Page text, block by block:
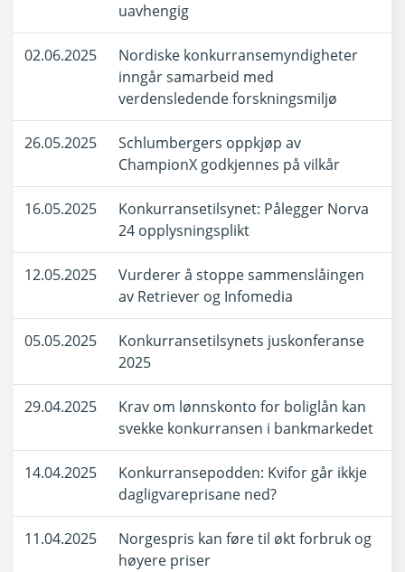
uavhengig
02.06.2025
Nordiske konkurransemyndigheter
inngår samarbeid med
verdensledende forskningsmiljø
26.05.2025
Schlumbergers oppkjøp av
ChampionX godkjennes på vilkår
16.05.2025
Konkurransetilsynet: Pålegger Norva
24 opplysningsplikt
12.05.2025
Vurderer å stoppe sammenslåingen
av Retriever og Infomedia
05.05.2025
Konkurransetilsynets juskonferanse
2025
29.04.2025
Krav om lønnskonto for boliglån kan
svekke konkurransen i bankmarkedet
14.04.2025
Konkurransepodden: Kvifor går ikkje
dagligvareprisane ned?
11.04.2025
Norgespris kan føre til økt forbruk og
høyere priser